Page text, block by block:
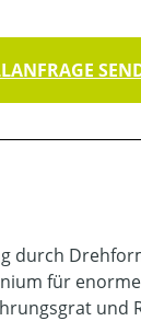
durch
für
und